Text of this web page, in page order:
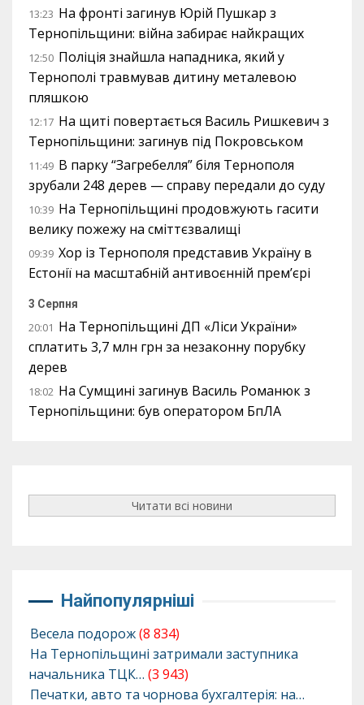
13:23 На фронті загинув Юрій Пушкар з
Тернопільщини: війна забирає найкращих
12:50 Поліція знайшла нападника, який у
Тернополі травмував дитину металевою
пляшкою
12:17 На щиті повертається Василь Ришкевич з
Тернопільщини: загинув під Покровськом
11:49 В парку “Загребелля” біля Тернополя
зрубали 248 дерев — справу передали до суду
10:39 На Тернопільщині продовжують гасити
велику пожежу на сміттєзвалищі
09:39 Хор із Тернополя представив Україну в
Естонії на масштабній антивоєнній прем’єрі
3 Серпня
20:01 На Тернопільщині ДП «Ліси України»
сплатить 3,7 млн грн за незаконну порубку
дерев
18:02 На Сумщині загинув Василь Романюк з
Тернопільщини: був оператором БпЛА
Читати всі новини
Найпопулярніші
Весела подорож(8 834)
На Тернопільщині затримали заступника
начальника ТЦК… (3 943)
Печатки, авто та чорнова бухгалтерія: на…